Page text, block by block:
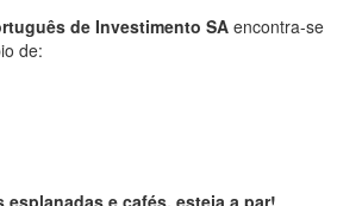
de Investimento SA encontra-se
de:
esplanadas e cafés, esteja a par!